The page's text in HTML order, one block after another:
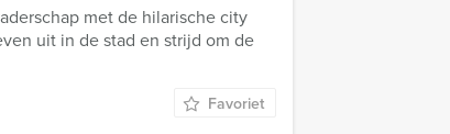
met de hilarische city
uit in de stad en strijd om de
Favoriet